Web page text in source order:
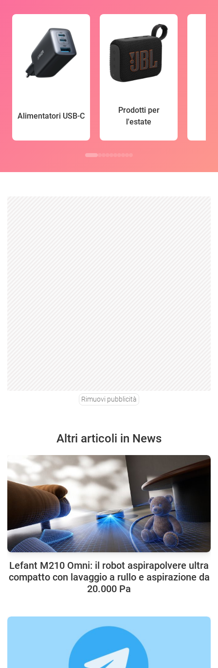
Alimentatori USB-C
Prodotti per
l'estate
Rimuovi pubblicità
Altri articoli in News
Lefant M210 Omni: il robot aspirapolvere ultra
compatto con lavaggio a rullo e aspirazione da
20.000 Pa